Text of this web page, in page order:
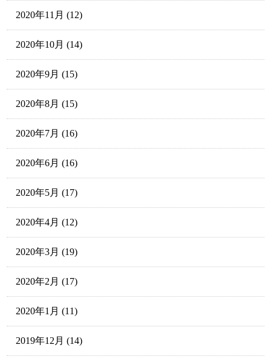
2020年11月 (12)
2020年10月 (14)
2020年9月 (15)
2020年8月 (15)
2020年7月 (16)
2020年6月 (16)
2020年5月 (17)
2020年4月 (12)
2020年3月 (19)
2020年2月 (17)
2020年1月 (11)
2019年12月 (14)